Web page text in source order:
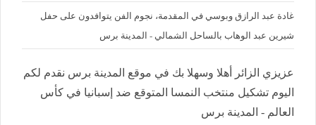
غادة عبد الرازق وبوسي في المقدمة، نجوم الفن يتوافدون على حفل
شيرين عبد الوهاب بالساحل الشمالي - المدينة برس
عزيزي الزائر أهلا وسهلا بك في موقع المدينة برس نقدم لكم
اليوم تشكيل منتخب النمسا المتوقع ضد إسبانيا في كأس
العالم - المدينة برس